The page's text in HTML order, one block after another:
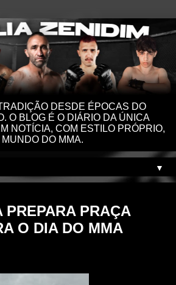
DESDE ÉPOCAS DO
O BLOG É O DIÁRIO DA ÚNICA
NOTÍCIA, COM ESTILO PRÓPRIO,
DO MMA.
▼
PREPARA PRAÇA
O DIA DO MMA